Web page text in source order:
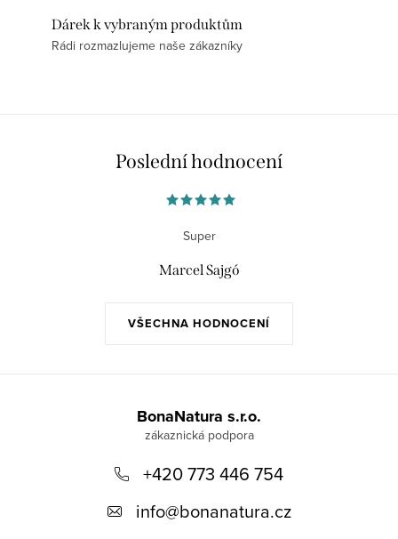
Dárek k vybraným produktům
Rádi rozmazlujeme naše zákazníky
Poslední hodnocení
VŠECHNA HODNOCENÍ
Super
Marcel Sajgó
BonaNatura s.r.o.
+420 773 446 754
info@bonanatura.cz